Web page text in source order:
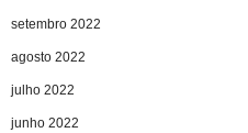
setembro 2022
agosto 2022
julho 2022
junho 2022